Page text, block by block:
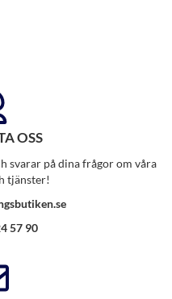
OSS
svarar på dina frågor om våra
tjänster!
57 90